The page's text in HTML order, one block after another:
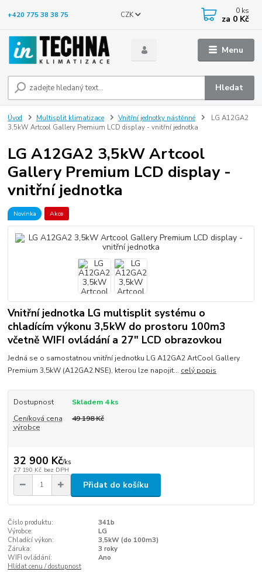
Menu
CZK
Hledat
+420 775 38 38 75 0 ks
za 0 Kč
Úvod Multisplit klimatizace Vnitřní jednotky nástěnné
LG A12GA2
3,5kW Artcool Gallery Premium LCD display - vnitřní jednotka
LG A12GA2 3,5kW Artcool
Gallery Premium LCD display -
vnitřní jednotka
Novinka Akce
Vnitřní jednotka LG multisplit systému o
chladícím výkonu 3,5kW do prostoru 100m3
včetně WIFI ovládání a 27" LCD obrazovkou
Jedná se o samostatnou vnitřní jednotku LG A12GA2 ArtCool Gallery
Premium 3,5kW (A12GA2.NSE), kterou lze napojit... celý popis
Dostupnost
Skladem 4 ks
Ceníková cena
výrobce
49 198 Kč
32 900 Kč/ks
27 190 Kč bez DPH
Přidat do košíku
Číslo produktu:
341b
Výrobce:
LG
Chladící výkon:
3,5kW (do 100m3)
Záruka:
3 roky
WIFI ovládání:
Ano
Hlídat cenu / dostupnost